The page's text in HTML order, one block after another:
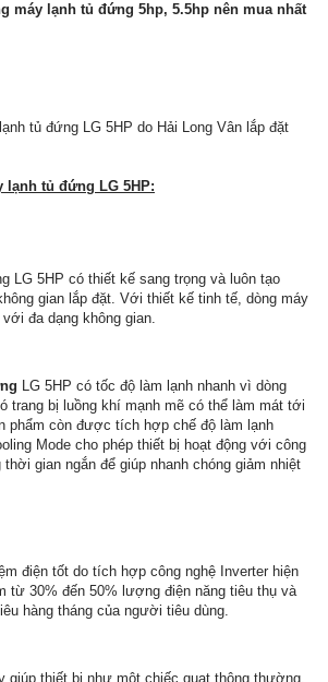
máy lạnh tủ đứng 5hp, 5.5hp nên mua nhất
tủ đứng LG 5HP do Hải Long Vân lắp đặt
lạnh tủ đứng LG 5HP:
LG 5HP có thiết kế sang trọng và luôn tạo
gian lắp đặt. Với thiết kế tinh tế, dòng máy
đa dạng không gian.
LG 5HP có tốc độ làm lạnh nhanh vì dòng
trang bị luồng khí mạnh mẽ có thể làm mát tới
phẩm còn được tích hợp chế độ làm lạnh
Mode cho phép thiết bị hoạt động với công
gian ngắn để giúp nhanh chóng giảm nhiệt
điện tốt do tích hợp công nghệ Inverter hiện
từ 30% đến 50% lượng điện năng tiêu thụ và
hàng tháng của người tiêu dùng.
giúp thiết bị như một chiếc quạt thông thường,